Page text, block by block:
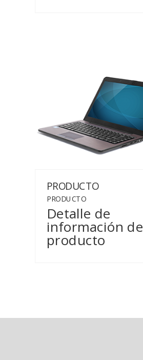
PRODUCTO
PRODUCTO
Detalle de
información de
producto